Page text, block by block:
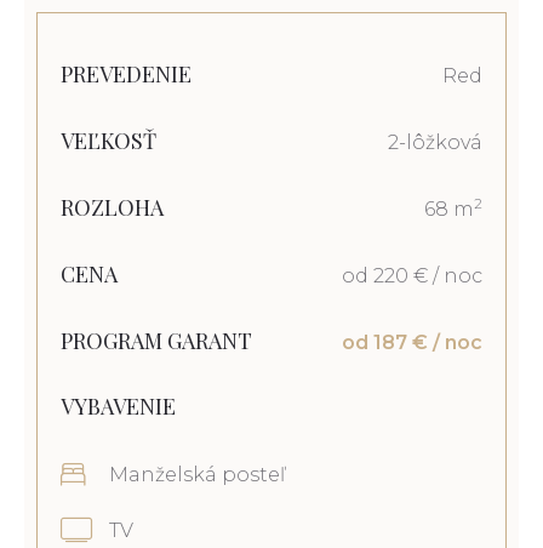
PREVEDENIE Red
VEĽKOSŤ 2-lôžková
ROZLOHA 68 m2
CENA od 220 € / noc
PROGRAM GARANT od 187 € / noc
VYBAVENIE
Manželská posteľ
TV